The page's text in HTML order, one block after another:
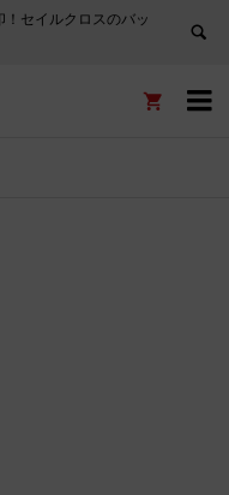
セイルクロスのバッ

